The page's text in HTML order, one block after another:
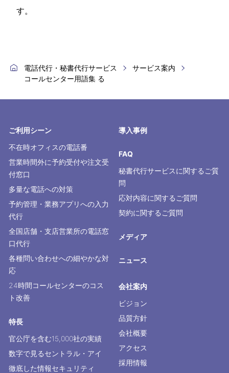
す。
電話代行・秘書代行サービス
サービス案内
コールセンター用語集 る
ご利用シーン
不在時オフィスの電話番
営業時間外に予約受付や注文受
付窓口
多量な電話への対策
予約管理・業務アプリへの入力
代行
全国店舗・支店営業所の電話窓
口代行
各種問い合わせへの細やかな対
応
24時間コールセンターのコス
ト改善
特長
官公庁を含む15,000社の実績
数字で見るセントラル・アイ
徹底した情報セキュリティ
導入事例
FAQ
秘書代行サービスに関するご質
問
応対内容に関するご質問
契約に関するご質問
メディア
ニュース
会社案内
ビジョン
品質方針
会社概要
アクセス
採用情報